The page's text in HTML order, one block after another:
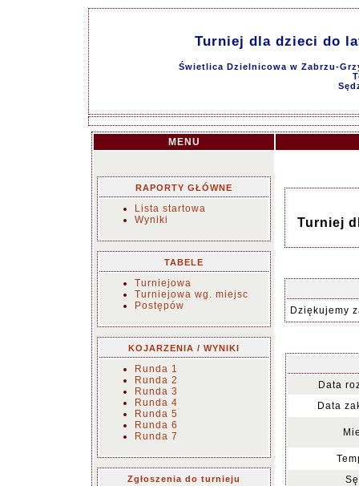
Turniej dla dzieci do
Świetlica Dzielnicowa w Zabrzu-
MENU
RAPORTY GŁÓWNE
Lista startowa
Wyniki
TABELE
Turniejowa
Turniejowa wg. miejsc
Postępów
KOJARZENIA / WYNIKI
Runda 1
Runda 2
Runda 3
Runda 4
Runda 5
Runda 6
Runda 7
Zgłoszenia do turnieju
Turniej
Dziękujemy
Data
Data